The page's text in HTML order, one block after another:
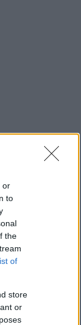
or
to
the
of
store
or